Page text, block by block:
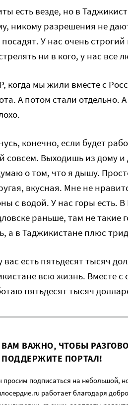
есть везде, но в
никому разрешения не
посадят. У нас очень
ни в кого, у нас все
когда мы жили вместе с
А потом стали отдельно.
конечно, если будет
совсем. Выходишь из дому
о том, что я дышу.
вкусная. Мне не
с водой. У нас горы есть.
раньше, там не такие
а в Таджикистане плюс
вас есть пятьдесят тысяч
всю жизнь. Вместе с
пятьдесят тысяч
ВАМ ВАЖНО, ЧТОБЫ
ПОДДЕРЖИТЕ ПОРТАЛ!
просим подписаться на небольшой,
работает благодаря